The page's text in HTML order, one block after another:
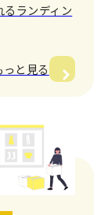
るランディン
っと見る